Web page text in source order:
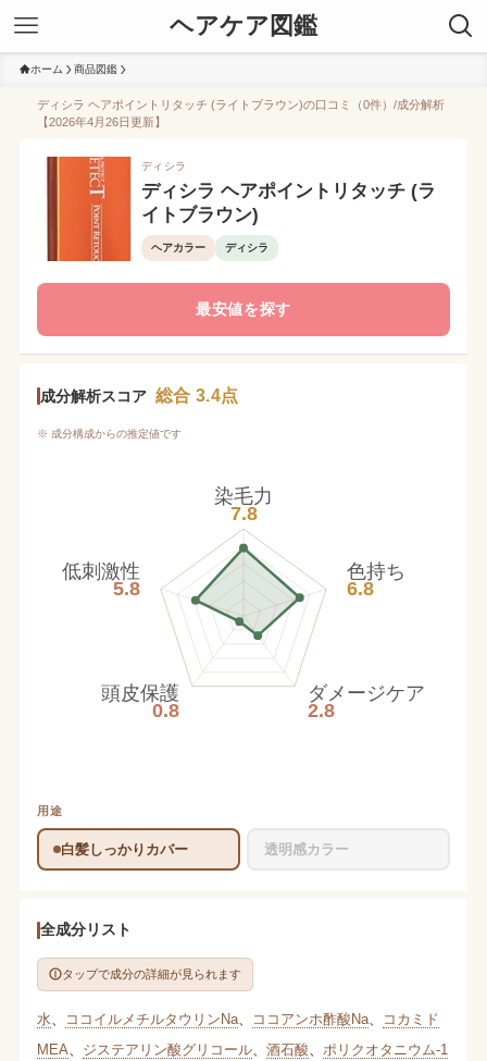
ヘアケア図鑑
ホーム 商品図鑑
ディシラ ヘアポイントリタッチ (ライトブラウン)の口コミ（0件）/成分解析
【2026年4月26日更新】
ディシラ
ディシラ ヘアポイントリタッチ (ラ
イトブラウン)
ヘアカラー ディシラ
最安値を探す
成分解析スコア 総合 3.4点
※ 成分構成からの推定値です
染毛力
7.8
色持ち
6.8
ダメージケア
2.8
頭皮保護
0.8
低刺激性
5.8
用途
白髪しっかりカバー 透明感カラー
全成分リスト
タップで成分の詳細が見られます
水 ココイルメチルタウリンNa、 ココアンホ酢酸Na、
コカミド
MEA
ジステアリン酸グリコール、 酒石酸
ポリクオタニウム-1